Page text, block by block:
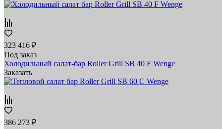
323 416 ₽
Под заказ
Холодильный салат-бар Roller Grill SB 40 F Wenge
Заказать
386 273 ₽